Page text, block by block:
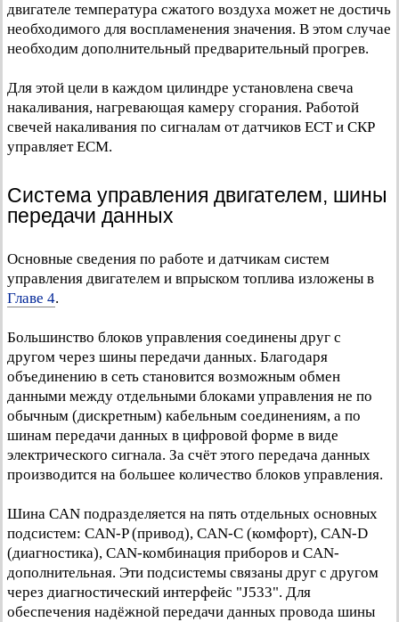
двигателе температура сжатого воздуха может не достичь
необходимого для воспламенения значения. В этом случае
необходим дополнительный предварительный прогрев.
Для этой цели в каждом цилиндре установлена свеча
накаливания, нагревающая камеру сгорания. Работой
свечей накаливания по сигналам от датчиков ЕСТ и СКР
управляет ЕСМ.
Система управления двигателем, шины
передачи данных
Основные сведения по работе и датчикам систем
управления двигателем и впрыском топлива изложены в
Главе 4.
Большинство блоков управления соединены друг с
другом через шины передачи данных. Благодаря
объединению в сеть становится возможным обмен
данными между отдельными блоками управления не по
обычным (дискретным) кабельным соединениям, а по
шинам передачи данных в цифровой форме в виде
электрического сигнала. За счёт этого передача данных
производится на большее количество блоков управления.
Шина CAN подразделяется на пять отдельных основных
подсистем: CAN-P (привод), CAN-C (комфорт), CAN-D
(диагностика), CAN-комбинация приборов и CAN-
дополнительная. Эти подсистемы связаны друг с другом
через диагностический интерфейс "J533". Для
обеспечения надёжной передачи данных провода шины